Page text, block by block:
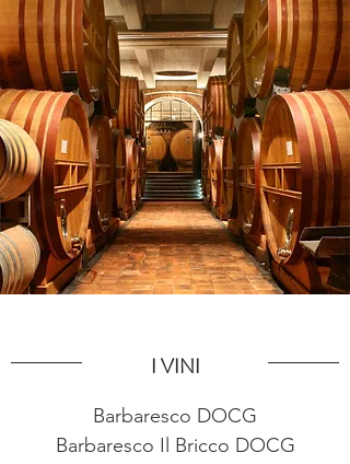
I VINI
Barbaresco DOCG
Barbaresco Il Bricco DOCG